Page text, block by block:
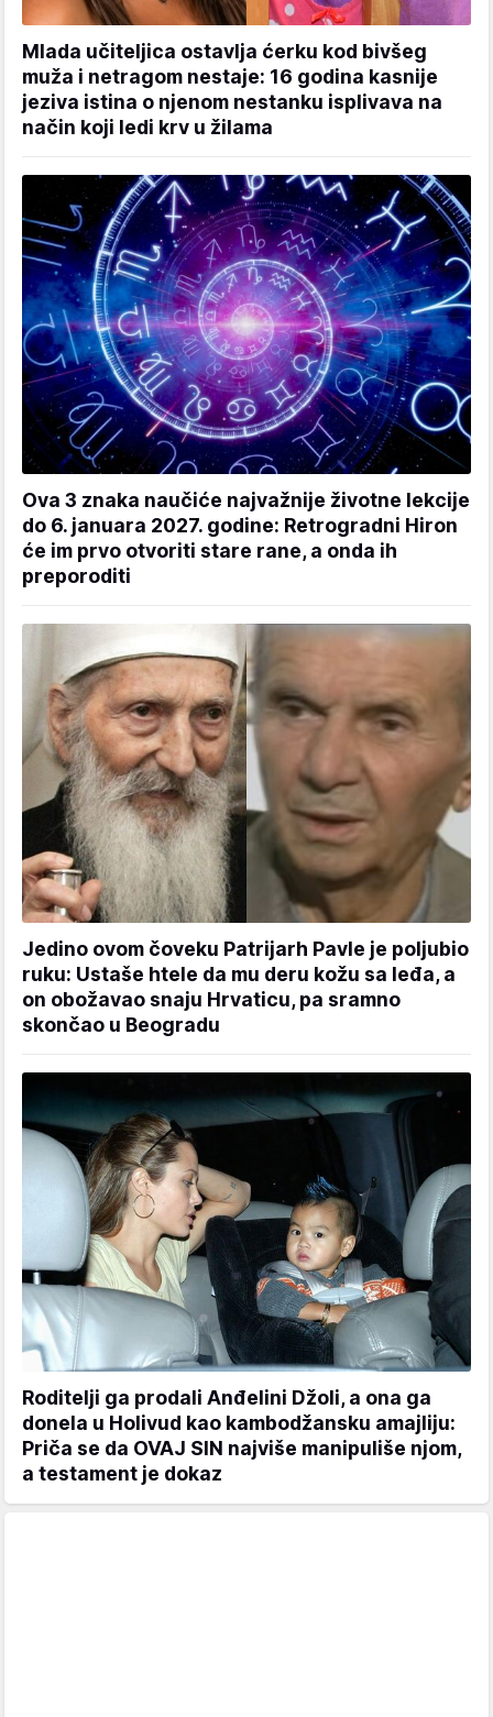
Mlada učiteljica ostavlja ćerku kod bivšeg
muža i netragom nestaje: 16 godina kasnije
jeziva istina o njenom nestanku isplivava na
način koji ledi krv u žilama
Ova 3 znaka naučiće najvažnije životne lekcije
do 6. januara 2027. godine: Retrogradni Hiron
će im prvo otvoriti stare rane, a onda ih
preporoditi
Jedino ovom čoveku Patrijarh Pavle je poljubio
ruku: Ustaše htele da mu deru kožu sa leđa, a
on obožavao snaju Hrvaticu, pa sramno
skončao u Beogradu
Roditelji ga prodali Anđelini Džoli, a ona ga
donela u Holivud kao kambodžansku amajliju:
Priča se da OVAJ SIN najviše manipuliše njom,
a testament je dokaz